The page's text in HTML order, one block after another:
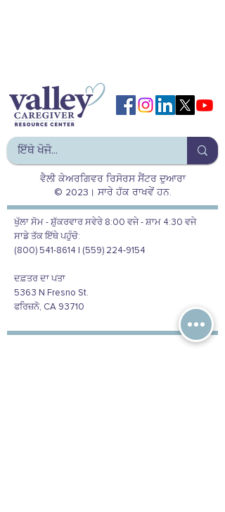
ਵੈਲੀ ਕੇਅਰਗਿਵਰ ਰਿਸੋਰਸ ਸੈਂਟਰ ਦੁਆਰਾ
© 2023। ਸਾਰੇ ਹੱਕ ਰਾਖਵੇਂ ਹਨ.
ਖੁੱਲਾ ਸੋਮ - ਸ਼ੁੱਕਰਵਾਰ ਸਵੇਰੇ 8:00 ਵਜੇ - ਸ਼ਾਮ 4:30 ਵਜੇ
ਸਾਡੇ ਤੱਕ ਇੱਥੇ ਪਹੁੰਚੋ:
(800) 541-8614 | (559) 224-9154
ਦਫ਼ਤਰ ਦਾ ਪਤਾ
5363 N Fresno St.
ਫਰਿਜ਼ਨੋ, CA 93710